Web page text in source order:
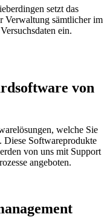
setzt das
Verwaltung sämtlicher im
ein.
von
welche Sie
Diese Softwareprodukte
von uns mit Support
angeboten.